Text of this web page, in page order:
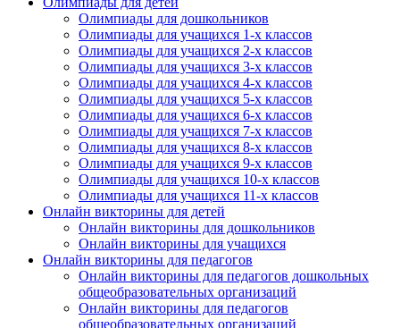
Олимпиады для дошкольников
Олимпиады для учащихся 1-х классов
Олимпиады для учащихся 2-х классов
Олимпиады для учащихся 3-х классов
Олимпиады для учащихся 4-х классов
Олимпиады для учащихся 5-х классов
Олимпиады для учащихся 6-х классов
Олимпиады для учащихся 7-х классов
Олимпиады для учащихся 8-х классов
Олимпиады для учащихся 9-х классов
Олимпиады для учащихся 10-х классов
Олимпиады для учащихся 11-х классов
Онлайн викторины для детей
Онлайн викторины для дошкольников
Онлайн викторины для учащихся
Онлайн викторины для педагогов
Онлайн викторины для педагогов дошкольных
общеобразовательных организаций
Онлайн викторины для педагогов
общеобразовательных организаций